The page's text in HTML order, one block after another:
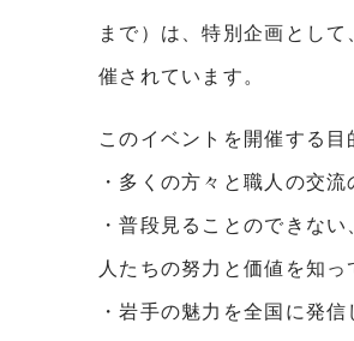
まで）は、特別企画とし
催されています。
このイベントを開催する目
・多くの方々と職人の交流
・普段見ることのできな
人たちの努力と価値を知っ
・岩手の魅力を全国に発信